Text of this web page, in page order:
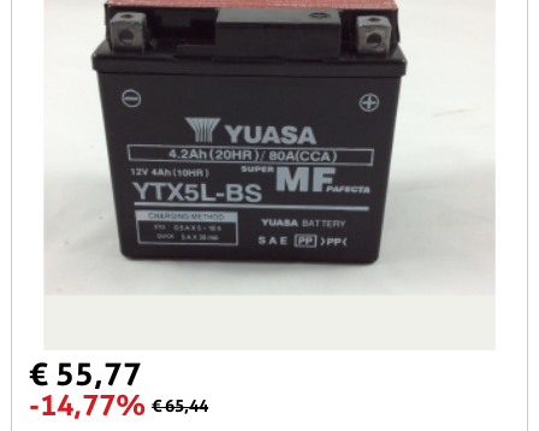
€ 55,77
-14,77% € 65,44